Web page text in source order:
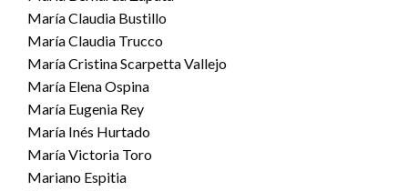
María Claudia Bustillo
María Claudia Trucco
María Cristina Scarpetta Vallejo
María Elena Ospina
María Eugenia Rey
María Inés Hurtado
María Victoria Toro
Mariano Espitia